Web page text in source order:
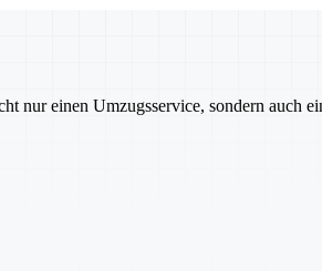
nur einen Umzugsservice, sondern auch